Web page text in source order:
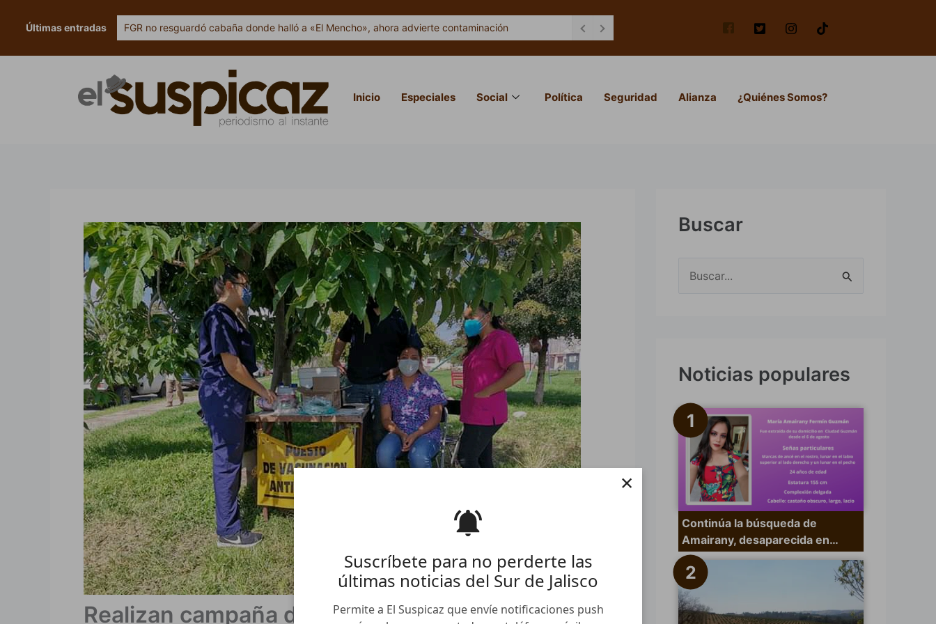
Suscríbete para no perderte las
últimas noticias del Sur de Jalisco
Permite a El Suspicaz que envíe notificaciones push
×
Últimas entradas FGR no resguardó cabaña donde halló a «El Mencho», ahora advierte contaminación
Inicio Especiales Social Política Seguridad Alianza ¿Quiénes Somos?
Realizan campaña de Vacunación Anti Rabica en
Buscar
a
p
o
Noticias populares
Continúa la búsqueda de
Amairany, desaparecida en…